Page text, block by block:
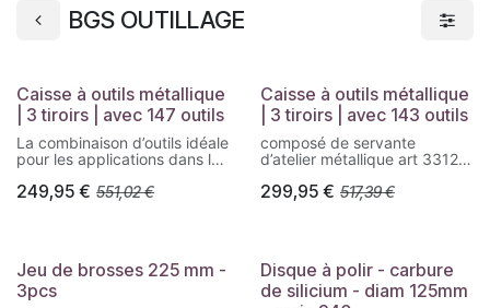
BGS OUTILLAGE
Caisse à outils métallique
| 3 tiroirs | avec 147 outils
La combinaison d’outils idéale
pour les applications dans le
électriques
d’outils offre un large choix
d’outils et convient à de
249,95 € 551,02€
Caisse à outils métallique
| 3 tiroirs | avec 143 outils
composé de servante
d’atelier métallique art 3312 y
trois inserts en mousse
mm)
Les tiroirs sont verrouillés
299,95€ 517,39€
Jeu de brosses 225 mm -
3pcs
Disque à polir - carbure
de silicium - diam 125mm